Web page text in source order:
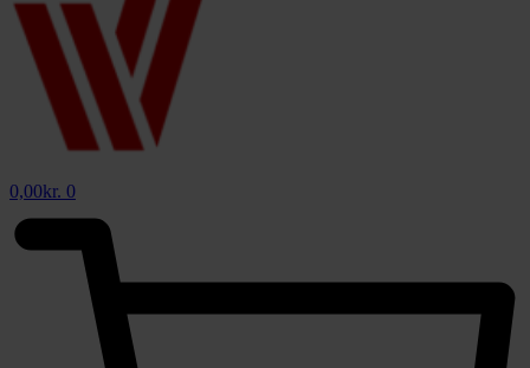
0,00kr. 0